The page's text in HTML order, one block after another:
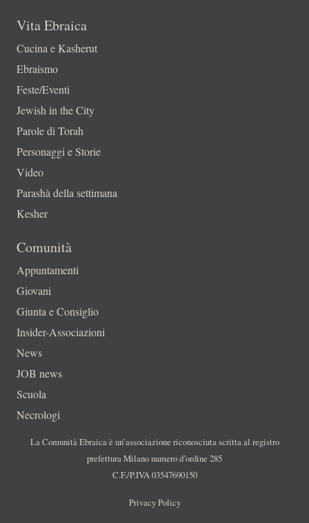
Vita Ebraica
Cucina e Kasherut
Ebraismo
Feste/Eventi
Jewish in the City
Parole di Torah
Personaggi e Storie
Video
Parashà della settimana
Kesher
Comunità
Appuntamenti
Giovani
Giunta e Consiglio
Insider-Associazioni
News
JOB news
Scuola
Necrologi
La Comunità Ebraica è un’associazione riconosciuta scritta al registro
prefettura Milano numero d’ordine 285
C.F./P.IVA 03547690150
Privacy Policy